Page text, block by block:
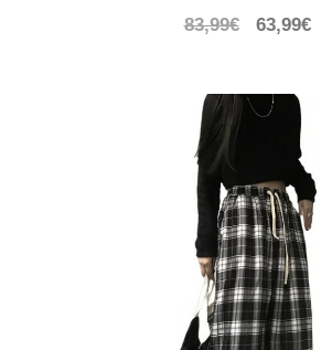
83,99€
Le
était :
83,99€.
63,99€Le